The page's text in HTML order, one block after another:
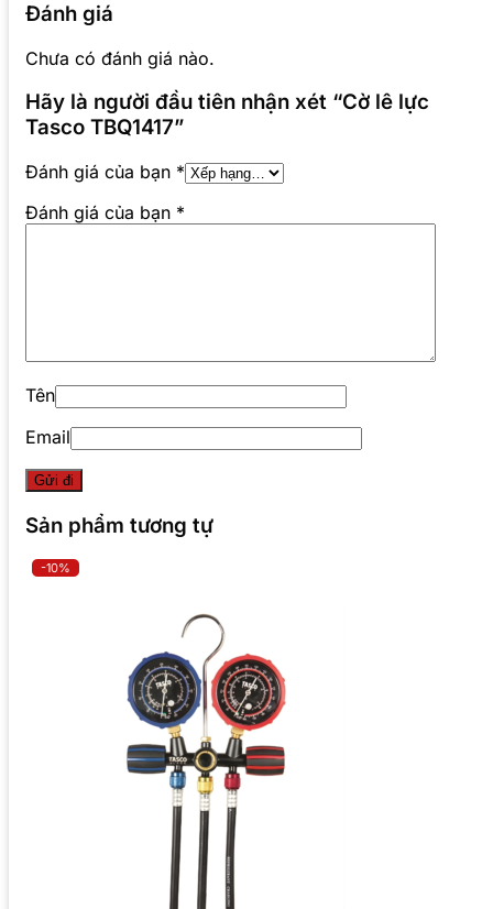
Đánh giá
Chưa có đánh giá nào.
Hãy là người đầu tiên nhận xét “Cờ lê lực
Tasco TBQ1417”
Đánh giá của bạn *
Đánh giá của bạn *
Tên
Email
Sản phẩm tương tự
-10%